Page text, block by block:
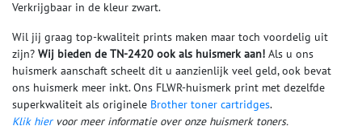
Verkrijgbaar in de kleur zwart.
Wil jij graag top-kwaliteit prints maken maar toch voordelig uit
zijn? Wij bieden de TN-2420 ook als huismerk aan! Als u ons
huismerk aanschaft scheelt dit u aanzienlijk veel geld, ook bevat
ons huismerk meer inkt. Ons FLWR-huismerk print met dezelfde
superkwaliteit als originele Brother toner cartridges.
Klik hiervoor meer informatie over onze huismerk toners.